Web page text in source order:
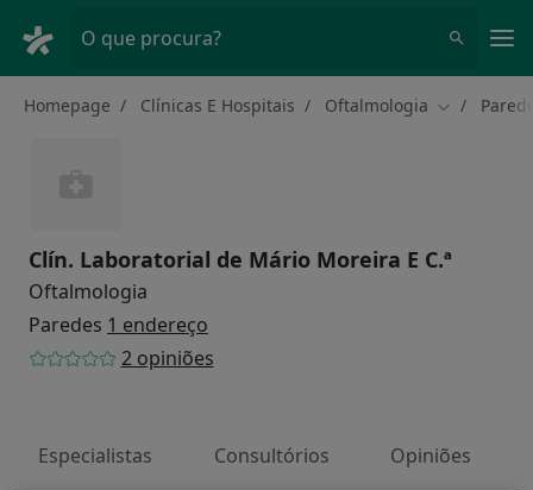
O que procura?
Homepage Clínicas E Hospitais Oftalmologia Mudar de
Clín. Laboratorial de Mário Moreira E C.ª
Oftalmologia
Paredes 1 endereço
2 opiniões
Especialistas Consultórios Opiniões